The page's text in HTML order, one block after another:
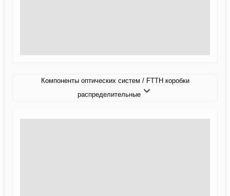
Компоненты оптических систем / FTTH коробки
распределительные